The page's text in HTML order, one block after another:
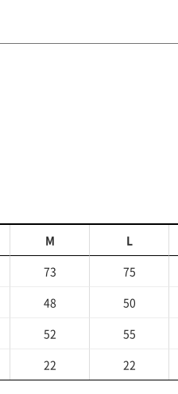
M L
73 75
48 50
52 55
22 22